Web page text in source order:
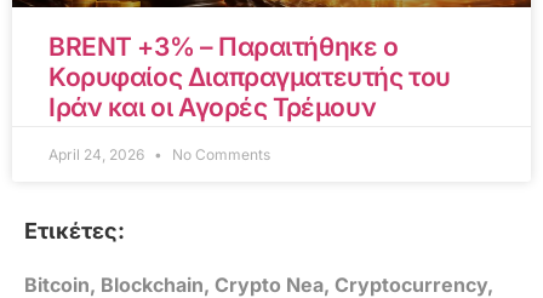
BRENT +3% – Παραιτήθηκε ο
Κορυφαίος Διαπραγματευτής του
Ιράν και οι Αγορές Τρέμουν
April 24, 2026 No Comments
Ετικέτες:
Bitcoin, Blockchain, Crypto Nea, Cryptocurrency,